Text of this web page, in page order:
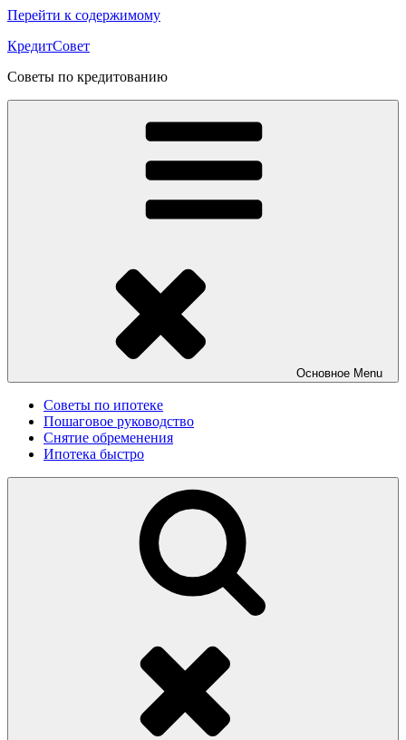
Перейти к содержимому
КредитСовет
Советы по кредитованию
Основное Menu
Советы по ипотеке
Пошаговое руководство
Снятие обременения
Ипотека быстро